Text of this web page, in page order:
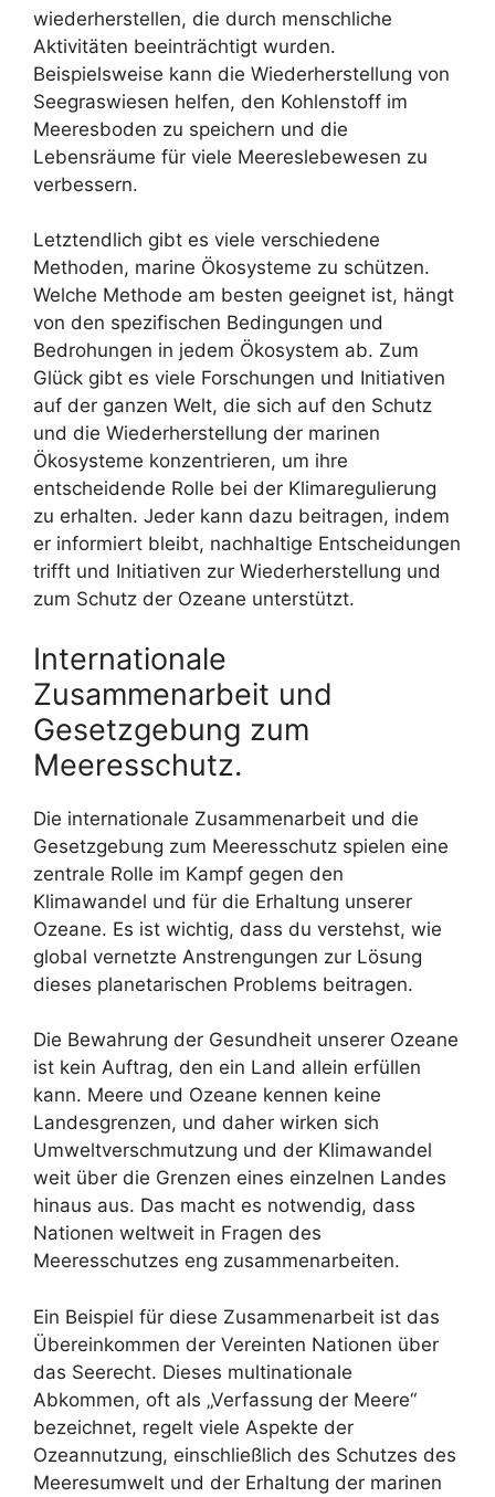
wiederherstellen, die durch menschliche
Aktivitäten beeinträchtigt wurden.
Beispielsweise kann die Wiederherstellung von
Seegraswiesen helfen, den Kohlenstoff im
Meeresboden zu speichern und die
Lebensräume für viele Meereslebewesen zu
verbessern.
Letztendlich gibt es viele verschiedene
Methoden, marine Ökosysteme zu schützen.
Welche Methode am besten geeignet ist, hängt
von den spezifischen Bedingungen und
Bedrohungen in jedem Ökosystem ab. Zum
Glück gibt es viele Forschungen und Initiativen
auf der ganzen Welt, die sich auf den Schutz
und die Wiederherstellung der marinen
Ökosysteme konzentrieren, um ihre
entscheidende Rolle bei der Klimaregulierung
zu erhalten. Jeder kann dazu beitragen, indem
er informiert bleibt, nachhaltige Entscheidungen
trifft und Initiativen zur Wiederherstellung und
zum Schutz der Ozeane unterstützt.
Internationale
Zusammenarbeit und
Gesetzgebung zum
Meeresschutz.
Die internationale Zusammenarbeit und die
Gesetzgebung zum Meeresschutz spielen eine
zentrale Rolle im Kampf gegen den
Klimawandel und für die Erhaltung unserer
Ozeane. Es ist wichtig, dass du verstehst, wie
global vernetzte Anstrengungen zur Lösung
dieses planetarischen Problems beitragen.
Die Bewahrung der Gesundheit unserer Ozeane
ist kein Auftrag, den ein Land allein erfüllen
kann. Meere und Ozeane kennen keine
Landesgrenzen, und daher wirken sich
Umweltverschmutzung und der Klimawandel
weit über die Grenzen eines einzelnen Landes
hinaus aus. Das macht es notwendig, dass
Nationen weltweit in Fragen des
Meeresschutzes eng zusammenarbeiten.
Ein Beispiel für diese Zusammenarbeit ist das
Übereinkommen der Vereinten Nationen über
das Seerecht. Dieses multinationale
Abkommen, oft als „Verfassung der Meere“
bezeichnet, regelt viele Aspekte der
Ozeannutzung, einschließlich des Schutzes des
Meeresumwelt und der Erhaltung der marinen